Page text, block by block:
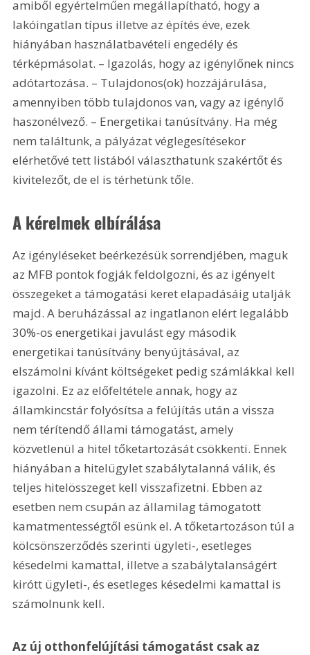
amiből egyértelműen megállapítható, hogy a
lakóingatlan típus illetve az építés éve, ezek
hiányában használatbavételi engedély és
térképmásolat. – Igazolás, hogy az igénylőnek nincs
adótartozása. – Tulajdonos(ok) hozzájárulása,
amennyiben több tulajdonos van, vagy az igénylő
haszonélvező. – Energetikai tanúsítvány. Ha még
nem találtunk, a pályázat véglegesítésekor
elérhetővé tett listából választhatunk szakértőt és
kivitelezőt, de el is térhetünk tőle.
A kérelmek elbírálása
Az igényléseket beérkezésük sorrendjében, maguk
az MFB pontok fogják feldolgozni, és az igényelt
összegeket a támogatási keret elapadásáig utalják
majd. A beruházással az ingatlanon elért legalább
30%-os energetikai javulást egy második
energetikai tanúsítvány benyújtásával, az
elszámolni kívánt költségeket pedig számlákkal kell
igazolni. Ez az előfeltétele annak, hogy az
államkincstár folyósítsa a felújítás után a vissza
nem térítendő állami támogatást, amely
közvetlenül a hitel tőketartozását csökkenti. Ennek
hiányában a hitelügylet szabálytalanná válik, és
teljes hitelösszeget kell visszafizetni. Ebben az
esetben nem csupán az államilag támogatott
kamatmentességtől esünk el. A tőketartozáson túl a
kölcsönszerződés szerinti ügyleti-, esetleges
késedelmi kamattal, illetve a szabálytalanságért
kirótt ügyleti-, és esetleges késedelmi kamattal is
számolnunk kell.
Az új otthonfelújítási támogatást csak az